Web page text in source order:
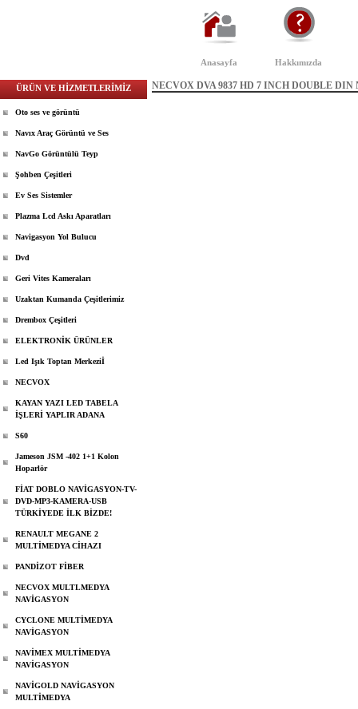
Anasayfa Hakkımızda
ÜRÜN VE HİZMETLERİMİZ
Oto ses ve görüntü
Navıx Araç Görüntü ve Ses
NavGo Görüntülü Teyp
Şohben Çeşitleri
Ev Ses Sistemler
Plazma Lcd Askı Aparatları
Navigasyon Yol Bulucu
Dvd
Geri Vites Kameraları
Uzaktan Kumanda Çeşitlerimiz
Drembox Çeşitleri
ELEKTRONİK ÜRÜNLER
Led Işık Toptan Merkeziİ
NECVOX
KAYAN YAZI LED TABELA
İŞLERİ YAPLIR ADANA
S60
Jameson JSM -402 1+1 Kolon
Hoparlör
FİAT DOBLO NAVİGASYON-TV-
DVD-MP3-KAMERA-USB
TÜRKİYEDE İLK BİZDE!
RENAULT MEGANE 2
MULTİMEDYA CİHAZI
PANDİZOT FİBER
NECVOX MULTLMEDYA
NAVİGASYON
CYCLONE MULTİMEDYA
NAVİGASYON
NAVİMEX MULTİMEDYA
NAVİGASYON
NAVİGOLD NAVİGASYON
MULTİMEDYA
NECVOX DVA 9837 HD 7 INCH DOUBLE